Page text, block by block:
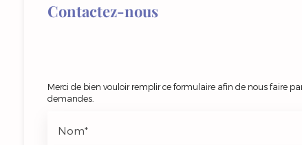
Contactez-nous
Merci de bien vouloir remplir ce formulaire afin de nous faire
demandes.